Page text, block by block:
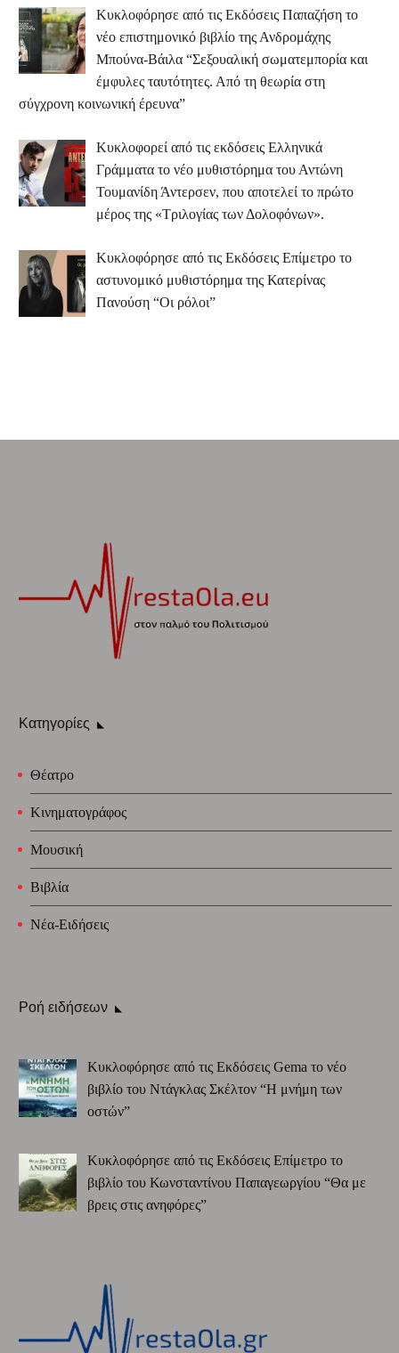
Κυκλοφόρησε από τις Εκδόσεις Παπαζήση το
νέο επιστημονικό βιβλίο της Ανδρομάχης
Μπούνα-Βάιλα “Σεξουαλική σωματεμπορία και
έμφυλες ταυτότητες. Από τη θεωρία στη
σύγχρονη κοινωνική έρευνα”
Κυκλοφορεί από τις εκδόσεις Ελληνικά
Γράμματα το νέο μυθιστόρημα του Αντώνη
Τουμανίδη Άντερσεν, που αποτελεί το πρώτο
μέρος της «Τριλογίας των Δολοφόνων».
Κυκλοφόρησε από τις Εκδόσεις Επίμετρο το
αστυνομικό μυθιστόρημα της Κατερίνας
Πανούση “Οι ρόλοι”
Κατηγορίες
Θέατρο
Κινηματογράφος
Μουσική
Βιβλία
Νέα-Ειδήσεις
Ροή ειδήσεων
Κυκλοφόρησε από τις Εκδόσεις Gema το νέο
βιβλίο του Ντάγκλας Σκέλτον “Η μνήμη των
οστών”
Κυκλοφόρησε από τις Εκδόσεις Επίμετρο το
βιβλίο του Κωνσταντίνου Παπαγεωργίου “Θα με
βρεις στις ανηφόρες”